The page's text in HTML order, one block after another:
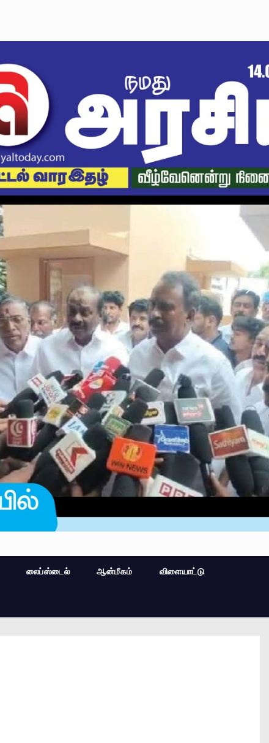
லைப்ஸ்டைல் ஆன்மீகம் விளையாட்டு